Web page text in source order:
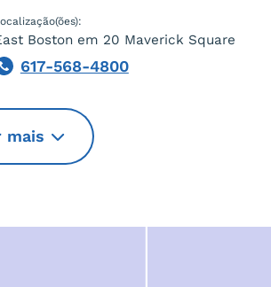
Boston em 20 Maverick Square
617-568-4800
Phone
mais